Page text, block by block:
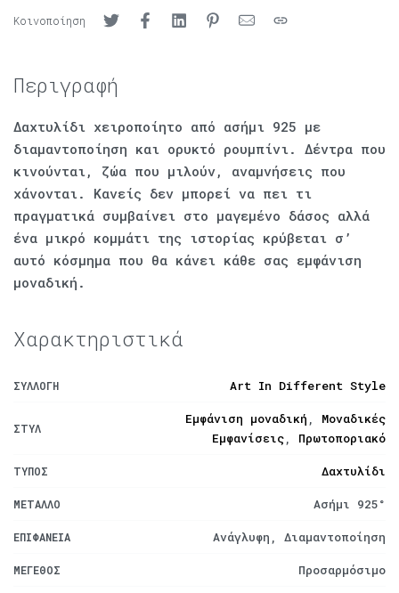
Κοινοποίηση
Περιγραφή
Δαχτυλίδι χειροποίητο από ασήμι 925 με
διαμαντοποίηση και ορυκτό ρουμπίνι. Δέντρα που
κινούνται, ζώα που μιλούν, αναμνήσεις που
χάνονται. Κανείς δεν μπορεί να πει τι
πραγματικά συμβαίνει στο μαγεμένο δάσος αλλά
ένα μικρό κομμάτι της ιστορίας κρύβεται σ’
αυτό κόσμημα που θα κάνει κάθε σας εμφάνιση
μοναδική.
Χαρακτηριστικά
ΣΥΛΛΟΓΉ Art In Different Style
ΣΤΥΛ
Εμφάνιση μοναδική , Μοναδικές
Εμφανίσεις, Πρωτοποριακό
ΤΎΠΟΣ Δαχτυλίδι
ΜΈΤΑΛΛΟ Ασήμι 925°
ΕΠΙΦΆΝΕΙΑ Ανάγλυφη, Διαμαντοποίηση
ΜΈΓΕΘΟΣ Προσαρμόσιμο